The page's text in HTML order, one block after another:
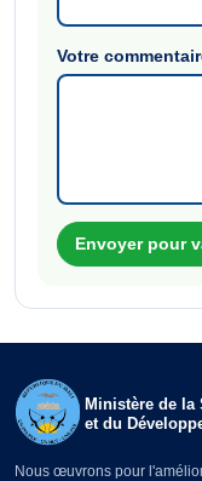
Votre
Envoyer pour
Ministère de la
et du
Nous œuvrons pour